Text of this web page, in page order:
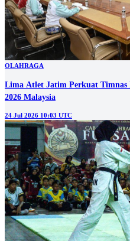
OLAHRAGA
Lima Atlet Jatim Perkuat Timnas
2026 Malaysia
24 Jul 2026 10:03 UTC